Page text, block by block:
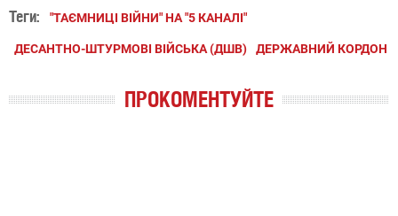
Теги: "ТАЄМНИЦІ ВІЙНИ" НА "5 КАНАЛІ"
ДЕСАНТНО-ШТУРМОВІ ВІЙСЬКА (ДШВ) ДЕРЖАВНИЙ КОРДОН
ПРОКОМЕНТУЙТЕ